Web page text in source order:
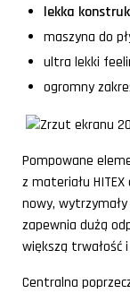
lekka
maszyna do
ultra lekki
ogromny
Pompowane
z materiału
nowy,
zapewnia dużą
większą trwałość
Centralna